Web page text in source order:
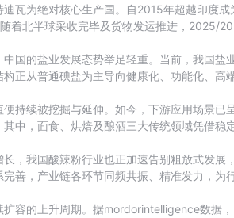
瓦为绝对核心生产国。自2015年超越印度
着北半球采收完毕及货物发运推进，2025/
国的盐业发展态势举足轻重。当前，我国盐
正从普通碘盐为主导向健康化、功能化、
持续被挖掘与延伸。如今，下游应用场景
中，面食、烘焙及酿酒三大传统领域凭借
，我国酸辣粉行业也正加速告别粗放式发
善，产业链各环节同频共振、精准发力，为
扩容的上升周期。据mordorintelligence数